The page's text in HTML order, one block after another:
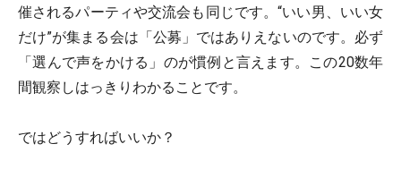
催されるパーティや交流会も同じです。“いい男、いい女
だけ”が集まる会は「公募」ではありえないのです。必ず
「選んで声をかける」のが慣例と言えます。この20数年
間観察しはっきりわかることです。
ではどうすればいいか？